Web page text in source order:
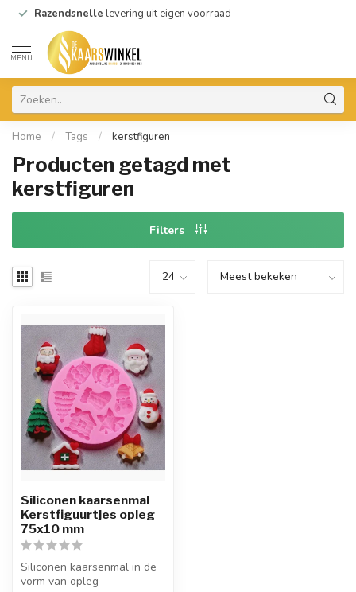
Razendsnelle levering uit eigen voorraad
MENU
Home / Tags / kerstfiguren
Producten getagd met
kerstfiguren
Filters
Siliconen kaarsenmal
Kerstfiguurtjes opleg
75x10 mm
Siliconen kaarsenmal in de
vorm van opleg